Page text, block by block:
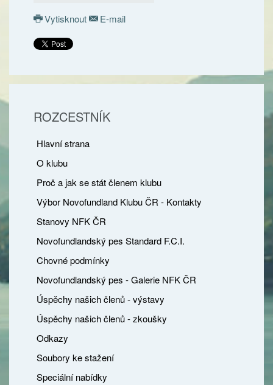
Vytisknout
E-mail
ROZCESTNÍK
Hlavní strana
O klubu
Proč a jak se stát členem klubu
Výbor Novofundland Klubu ČR - Kontakty
Stanovy NFK ČR
Novofundlandský pes Standard F.C.I.
Chovné podmínky
Novofundlandský pes - Galerie NFK ČR
Úspěchy našich členů - výstavy
Úspěchy našich členů - zkoušky
Odkazy
Soubory ke stažení
Speciální nabídky